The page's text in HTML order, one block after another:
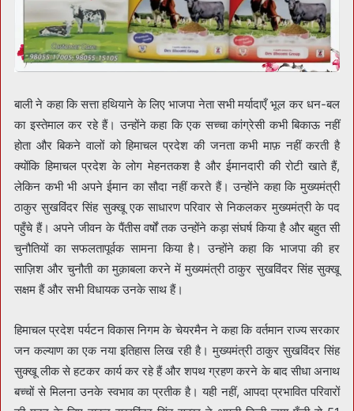
बाली ने कहा कि सत्ता हथियाने के लिए भाजपा नेता सभी मर्यादाएँ भूल कर धन-बल
का इस्तेमाल कर रहे हैं। उन्होंने कहा कि एक सच्चा कांग्रेसी कभी बिकाऊ नहीं
होता और बिकने वालों को हिमाचल प्रदेश की जनता कभी माफ़ नहीं करती है
क्योंकि हिमाचल प्रदेश के लोग मेहनतकश है और ईमानदारी की रोटी खाते हैं,
लेकिन कभी भी अपने ईमान का सौदा नहीं करते हैं। उन्होंने कहा कि मुख्यमंत्री
ठाकुर सुखविंदर सिंह सुक्खू एक साधारण परिवार से निकलकर मुख्यमंत्री के पद
पहुँचे हैं। अपने जीवन के पैंतीस वर्षों तक उन्होंने कड़ा संघर्ष किया है और बहुत सी
चुनौतियों का सफलतापूर्वक सामना किया है। उन्होंने कहा कि भाजपा की हर
साज़िश और चुनौती का मुक़ाबला करने में मुख्यमंत्री ठाकुर सुखविंदर सिंह सुक्खू
सक्षम हैं और सभी विधायक उनके साथ हैं।
हिमाचल प्रदेश पर्यटन विकास निगम के चेयरमैन ने कहा कि वर्तमान राज्य सरकार
जन कल्याण का एक नया इतिहास लिख रही है। मुख्यमंत्री ठाकुर सुखविंदर सिंह
सुक्खू लीक से हटकर कार्य कर रहे हैं और शपथ ग्रहण करने के बाद सीधा अनाथ
बच्चों से मिलना उनके स्वभाव का प्रतीक है। यही नहीं, आपदा प्रभावित परिवारों